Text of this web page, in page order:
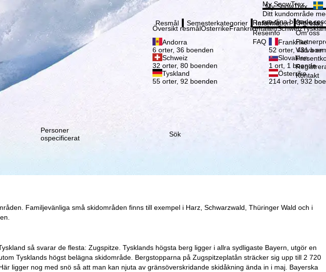
Registrering
My SnowTrex
My SnowTrex
Ditt kundområde
om dina bokade
Resmål
Översikt resmålÖsterrikeFrankrikeItalienSchweiz
Andorra
6 orter, 36 boenden
Frankrike
52 orter, 431
Schweiz
32 orter, 80 boenden
Slovakien
1 ort, 1 boende
Tyskland
55 orter, 92 boenden
Österrike
214 orter, 932
Semesterkategorier Information
Reseinfo
Reseinfo
FAQ
Företag
Om oss
Om oss
Värva en
Kontakt
Personer
ospecificerat
Sök
Familjevänliga små skidområden finns till exempel i Harz, Schwarzwald, Thüringer Wald och i
så svarar de flesta: Zugspitze. Tysklands högsta berg ligger i allra sydligaste Bayern, utgör en
Tysklands högst belägna skidområde. Bergstopparna på Zugspitzeplatån sträcker sig upp till 2 720
ligger nog med snö så att man kan njuta av gränsöverskridande skidåkning ända in i maj. Bayerska